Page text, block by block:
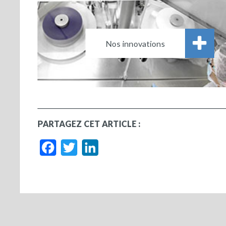
Nos innovations
PARTAGEZ CET ARTICLE :
Facebook
Twitter